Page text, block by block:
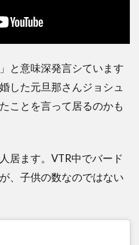
と意味深発言シています
した元旦那さんジョシュ
ことを言って居るのかも
居ます。VTR中でバード
、子供の数なのではない